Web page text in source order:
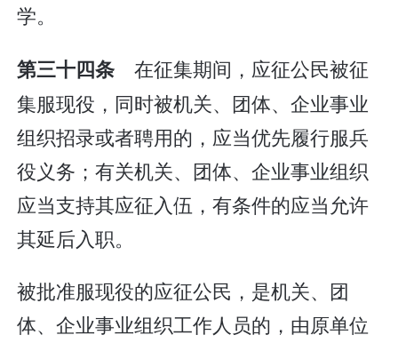
学。
第三十四条 在征集期间，应征公民被征
集服现役，同时被机关、团体、企业事业
组织招录或者聘用的，应当优先履行服兵
役义务；有关机关、团体、企业事业组织
应当支持其应征入伍，有条件的应当允许
其延后入职。
被批准服现役的应征公民，是机关、团
体、企业事业组织工作人员的，由原单位